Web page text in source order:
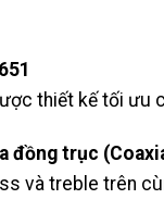
thiết kế tối ưu
đồng trục
và treble trên